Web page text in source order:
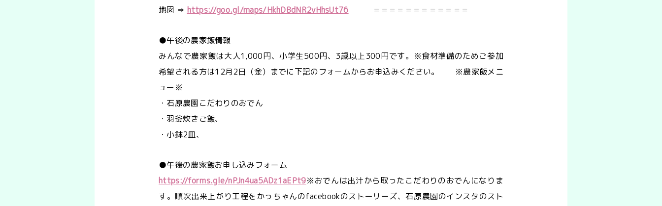
地図 ⇒ https://goo.gl/maps/HkhDBdNR2vHhsUt76 ＝＝＝＝＝＝＝＝＝＝＝＝
●午後の農家飯情報
みんなで農家飯は大人1,000円、小学生500円、3歳以上300円です。※食材準備のためご参加
希望される方は12月2日（金）までに下記のフォームからお申込みください。 ※農家飯メニ
ュー※
・石原農園こだわりのおでん
・羽釜炊きご飯、
・小鉢2皿、
●午後の農家飯お申し込みフォーム
https://forms.gle/nPJn4ua5ADz1aEPt9※おでんは出汁から取ったこだわりのおでんになりま
す。順次出来上がり工程をかっちゃんのfacebookのストーリーズ、石原農園のインスタのスト